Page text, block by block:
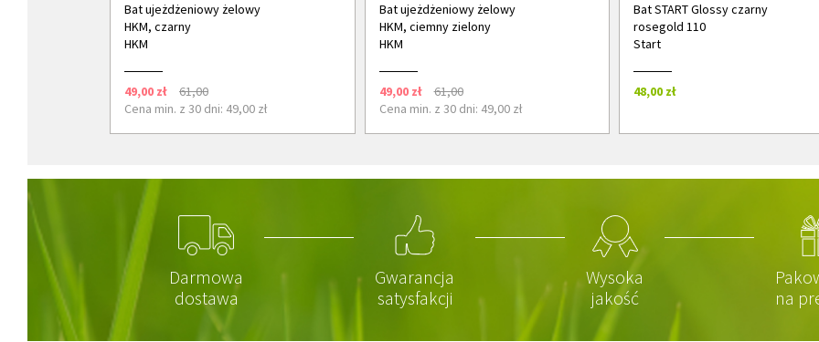
Bat ujeżdżeniowy żelowy
HKM, czarny
HKM
49,00 zł
61,00
Cena min. z 30 dni: 49,00 zł
Bat ujeżdżeniowy żelowy
HKM, ciemny zielony
HKM
49,00 zł
61,00
Cena min. z 30 dni: 49,00 zł
Bat START Glossy czarny
rosegold 110
Start
48,00 zł
Darmowa
dostawa
Gwarancja
satysfakcji
Wysoka
jakość
na